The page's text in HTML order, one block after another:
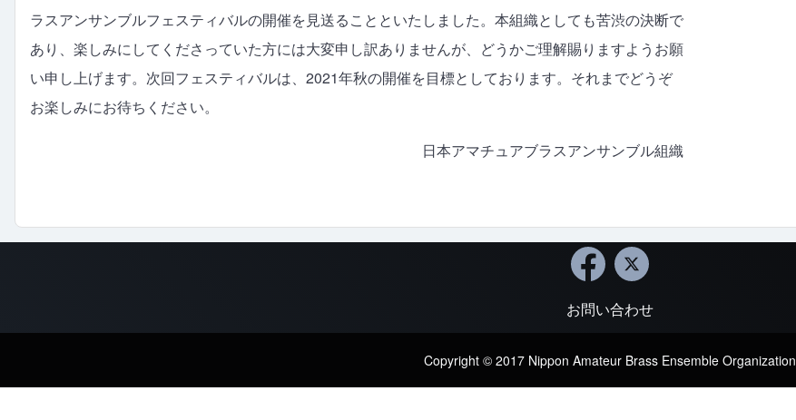
ラスアンサンブルフェスティバルの開催を見送ることといたしました。本組織としても苦渋の決断で
あり、楽しみにしてくださっていた方には大変申し訳ありませんが、どうかご理解賜りますようお願
い申し上げます。次回フェスティバルは、2021年秋の開催を目標としております。それまでどうぞ
お楽しみにお待ちください。
日本アマチュアブラスアンサンブル組織
Footer menu お問い合わせ
Copyright © 2017 Nippon Amateur Brass Ensemble Organization